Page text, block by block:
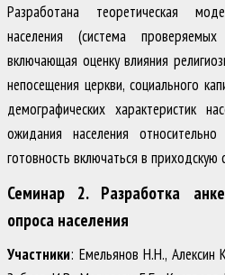
Разработана теоретическая
населения (система
включающая оценку влияния
непосещения церкви, социального
демографических характеристик
ожидания населения
готовность включаться в приходскую
Семинар 2. Разработка
опроса населения
Участники: Емельянов Н.Н., Алексин